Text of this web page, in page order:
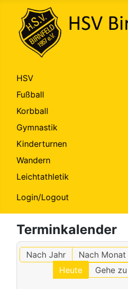
HSV
Fußball
Korbball
Gymnastik
Kinderturnen
Wandern
Leichtathletik
Login/Logout
Terminkalender
Nach Jahr Nach Monat
Heute
Gehe